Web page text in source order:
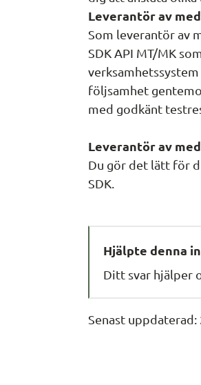
Leverantör av
Som leverantör av
SDK API MT/MK
följsamhet
med godkänt
Leverantör av
Du gör det lätt för
SDK.
Hjälpte denna
Ditt svar hjälper
Senast uppdaterad: